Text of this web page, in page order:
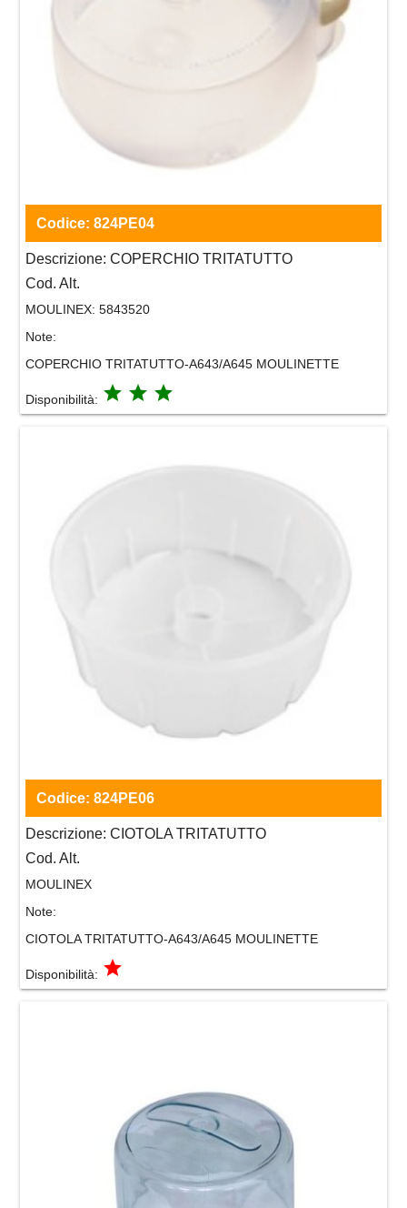
Codice: 824PE04
Descrizione: COPERCHIO TRITATUTTO
Cod. Alt.
MOULINEX: 5843520
Note:
COPERCHIO TRITATUTTO-A643/A645 MOULINETTE
Disponibilità: grade grade grade
Codice: 824PE06
Descrizione: CIOTOLA TRITATUTTO
Cod. Alt.
MOULINEX
Note:
CIOTOLA TRITATUTTO-A643/A645 MOULINETTE
Disponibilità: grade